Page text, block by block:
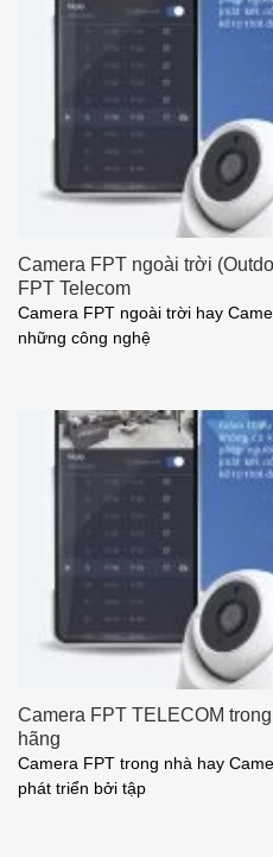
Camera FPT ngoài trời
FPT Telecom
Camera FPT ngoài trời hay
những công nghệ
Camera FPT TELECOM
hãng
Camera FPT trong nhà hay
phát triển bởi tập